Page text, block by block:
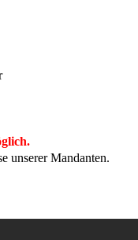
unserer Mandanten.